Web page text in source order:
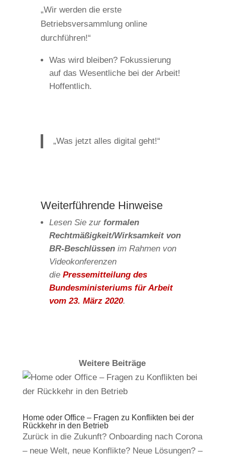
„Wir werden die erste
Betriebsversammlung online
durchführen!“
Was wird bleiben? Fokussierung
auf das Wesentliche bei der Arbeit!
Hoffentlich.
„Was jetzt alles digital geht!“
Weiterführende Hinweise
Lesen Sie zur formalen
Rechtmäßigkeit/Wirksamkeit von
BR-Beschlüssenim Rahmen von
Videokonferenzen
die Pressemitteilung des
Bundesministeriums für Arbeit
vom 23. März 2020.
Weitere Beiträge
Home oder Office – Fragen zu Konflikten bei der
Rückkehr in den Betrieb
Zurück in die Zukunft? Onboarding nach Corona
– neue Welt, neue Konflikte? Neue Lösungen? –